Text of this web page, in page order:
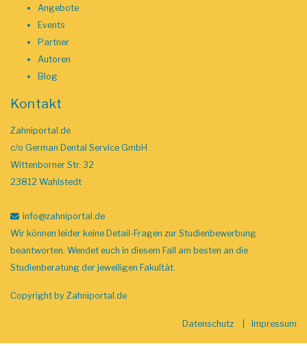
Angebote
Events
Partner
Autoren
Blog
Kontakt
Zahniportal.de
c/o German Dental Service GmbH
Wittenborner Str. 32
23812 Wahlstedt
info@zahniportal.de
Wir können leider keine Detail-Fragen zur Studienbewerbung
beantworten. Wendet euch in diesem Fall am besten an die
Studienberatung der jeweiligen Fakultät.
Copyright by Zahniportal.de
Datenschutz Impressum